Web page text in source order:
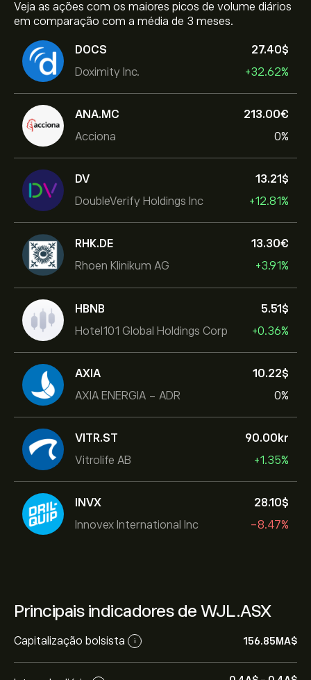
Veja as ações com os maiores picos de volume diários
em comparação com a média de 3 meses.
DOCS
Doximity Inc.
27.40‎$‎
+32.62%
ANA.MC
Acciona
213.00‎€‎
0%
DV
DoubleVerify Holdings Inc
13.21‎$‎
+12.81%
RHK.DE
Rhoen Klinikum AG
13.30‎€‎
+3.91%
HBNB
Hotel101 Global Holdings Corp
5.51‎$‎
+0.36%
AXIA
AXIA ENERGIA - ADR
10.22‎$‎
0%
VITR.ST
Vitrolife AB
90.00‎kr‎
+1.35%
INVX
Innovex International Inc
28.10‎$‎
-8.47%
Principais indicadores de WJL.ASX
Capitalização bolsista i 156.85M‎A$‎